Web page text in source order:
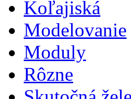
Koľajiská
Modelovanie
Moduly
Rôzne